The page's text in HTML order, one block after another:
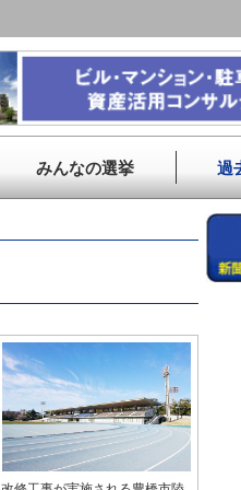
みんなの選挙 過